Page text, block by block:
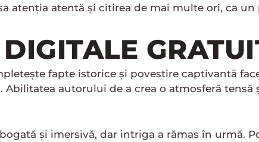
atenția atentă și citirea de mai multe ori, ca
fapte istorice și povestire captivantă
autorului de a crea o atmosferă
și imersivă, dar intriga a rămas în